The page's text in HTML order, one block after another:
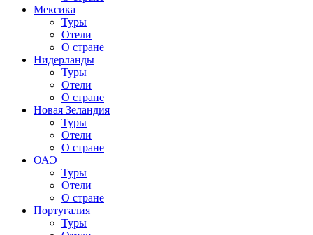
Мексика
Туры
Отели
О стране
Нидерланды
Туры
Отели
О стране
Новая Зеландия
Туры
Отели
О стране
ОАЭ
Туры
Отели
О стране
Португалия
Туры